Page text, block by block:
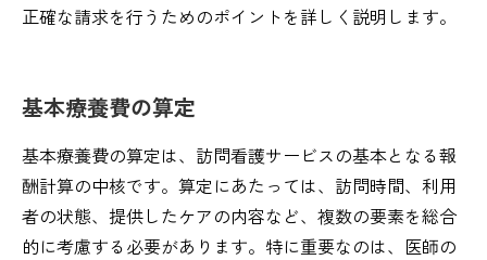
正確な請求を行うためのポイントを詳しく説明します。
基本療養費の算定
基本療養費の算定は、訪問看護サービスの基本となる報
酬計算の中核です。算定にあたっては、訪問時間、利用
者の状態、提供したケアの内容など、複数の要素を総合
的に考慮する必要があります。特に重要なのは、医師の